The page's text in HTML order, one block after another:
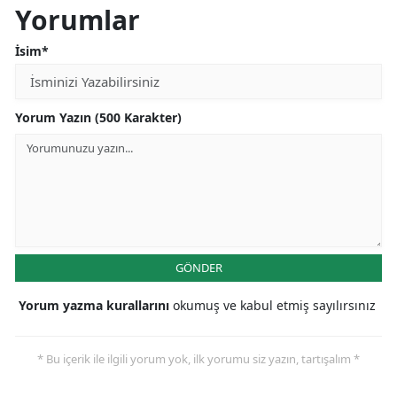
Yorumlar
İsim*
Yorum Yazın (500 Karakter)
GÖNDER
Yorum yazma kurallarını okumuş ve kabul etmiş sayılırsınız
* Bu içerik ile ilgili yorum yok, ilk yorumu siz yazın, tartışalım *